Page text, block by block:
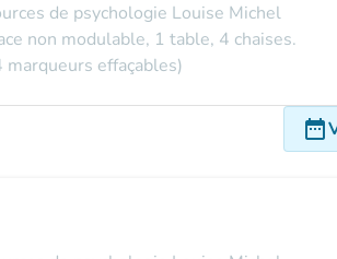
de psychologie Louise Michel
non modulable, 1 table, 4 chaises.
marqueurs effaçables)
date_range